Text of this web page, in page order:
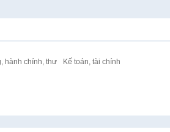
hành chính, thư
Kế toán, tài chính